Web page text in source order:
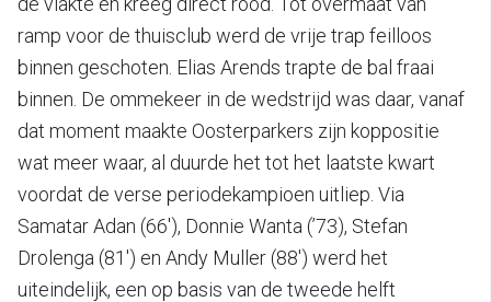
ramp voor de thuisclub werd de vrije trap feilloos
binnen geschoten. Elias Arends trapte de bal fraai
binnen. De ommekeer in de wedstrijd was daar, vanaf
dat moment maakte Oosterparkers zijn koppositie
wat meer waar, al duurde het tot het laatste kwart
voordat de verse periodekampioen uitliep. Via
Samatar Adan (66′), Donnie Wanta (’73), Stefan
Drolenga (81′) en Andy Muller (88′) werd het
uiteindelijk, een op basis van de tweede helft